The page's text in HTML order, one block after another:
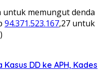
untuk memungut denda
94.371.523.167,27 untuk
DD ke APH, Kades